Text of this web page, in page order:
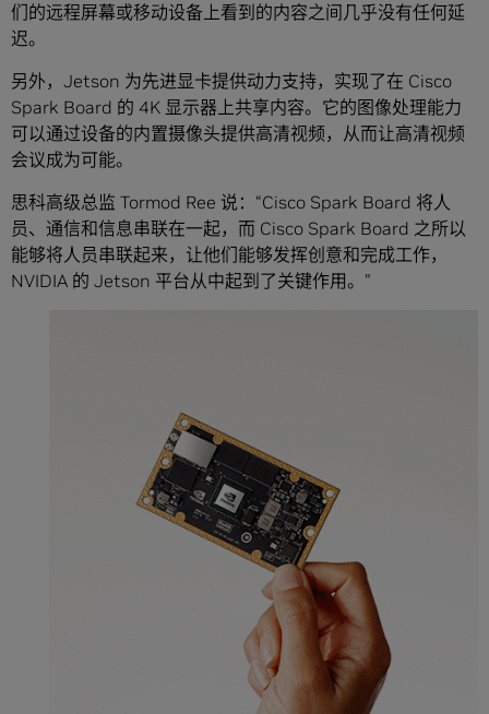
们的远程屏幕或移动设备上看到的内容之间几乎没有任何延
迟。
另外，Jetson 为先进显卡提供动力支持，实现了在 Cisco
Spark Board 的 4K 显示器上共享内容。它的图像处理能力
可以通过设备的内置摄像头提供高清视频，从而让高清视频
会议成为可能。
思科高级总监 Tormod Ree 说：“Cisco Spark Board 将人
员、通信和信息串联在一起，而 Cisco Spark Board 之所以
能够将人员串联起来，让他们能够发挥创意和完成工作，
NVIDIA 的 Jetson 平台从中起到了关键作用。”